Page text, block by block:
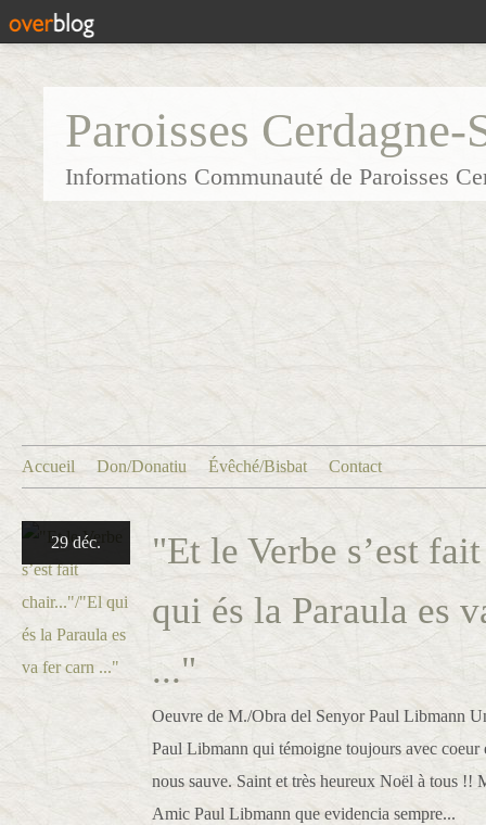
Paroisses
Informations Communauté de Paroisses
Accueil Don/Donatiu Évêché/Bisbat Contact
29 déc.
"Et le Verbe s’est
qui és la Paraula es
..."
Oeuvre de M./Obra del Senyor Paul Libmann
Paul Libmann qui témoigne toujours avec
nous sauve. Saint et très heureux Noël à tous !!
Amic Paul Libmann que evidencia sempre...